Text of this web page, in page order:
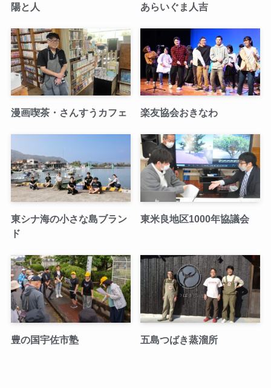
陽と人 あらいぐま人吉
漫画喫茶・さんすうカフェ 楽友協会おきなわ
東シナ海の小さな島ブラン
ド
東米良地区1000年協議会
豊の国宇佐市塾 五島つばき蒸溜所